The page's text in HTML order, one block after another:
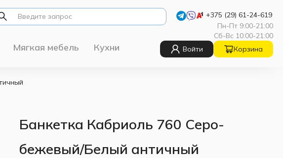
+375 (29) 61-24-619
Пн-Пт 9:00-21:00
Сб-Вс 10:00-21:00
Мягкая мебель Кухни Войти Корзина
Банкетка Кабриоль 760 Серо-
бежевый/Белый античный